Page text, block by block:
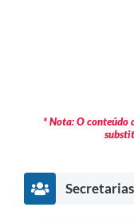
* Nota: O conteúdo